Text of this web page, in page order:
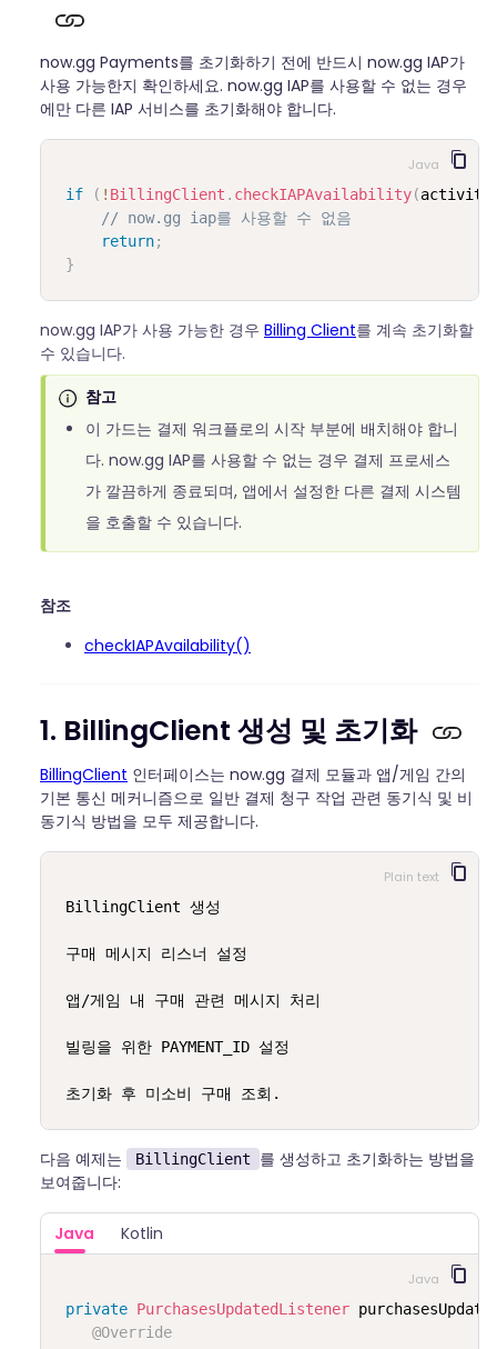
now.gg Payments를 초기화하기 전에 반드시 now.gg IAP가
사용 가능한지 확인하세요. now.gg IAP를 사용할 수 없는 경우
에만 다른 IAP 서비스를 초기화해야 합니다.
if ( ! BillingClient . checkIAPAvailability(activity
// now.gg iap를 사용할 수 없음
return;
}
Java
now.gg IAP가 사용 가능한 경우 Billing Client를 계속 초기화할
수 있습니다.
참고
이 가드는 결제 워크플로의 시작 부분에 배치해야 합니
다. now.gg IAP를 사용할 수 없는 경우 결제 프로세스
가 깔끔하게 종료되며, 앱에서 설정한 다른 결제 시스템
을 호출할 수 있습니다.
참조
checkIAPAvailability()
1. BillingClient 생성 및 초기화
BillingClient 인터페이스는 now.gg 결제 모듈과 앱/게임 간의
기본 통신 메커니즘으로 일반 결제 청구 작업 관련 동기식 및 비
동기식 방법을 모두 제공합니다.
BillingClient 생성                                --
구매 메시지 리스너 설정
앱/게임 내 구매 관련 메시지 처리
빌링을 위한 PAYMENT_ID 설정
초기화 후 미소비 구매 조회.
Plain text
다음 예제는 BillingClient
를 생성하고 초기화하는 방법을
보여줍니다:
Java Kotlin
private PurchasesUpdatedListener
@Override
Java